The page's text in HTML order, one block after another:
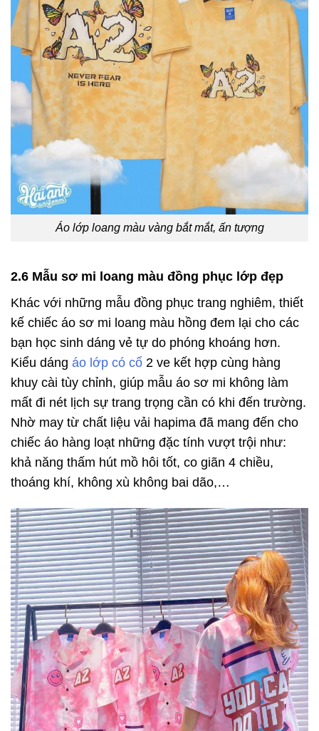
Áo lớp loang màu vàng bắt mắt, ấn tượng
2.6 Mẫu sơ mi loang màu đồng phục lớp đẹp
Khác với những mẫu đồng phục trang nghiêm, thiết
kế chiếc áo sơ mi loang màu hồng đem lại cho các
bạn học sinh dáng vẻ tự do phóng khoáng hơn.
Kiểu dáng áo lớp có cổ 2 ve kết hợp cùng hàng
khuy cài tùy chỉnh, giúp mẫu áo sơ mi không làm
mất đi nét lịch sự trang trọng cần có khi đến trường.
Nhờ may từ chất liệu vải hapima đã mang đến cho
chiếc áo hàng loạt những đặc tính vượt trội như:
khả năng thấm hút mồ hôi tốt, co giãn 4 chiều,
thoáng khí, không xù không bai dão,…